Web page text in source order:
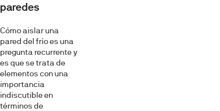
paredes
Cómo aislar una
pared del frío es una
pregunta recurrente y
es que se trata de
elementos con una
importancia
indiscutible en
términos de